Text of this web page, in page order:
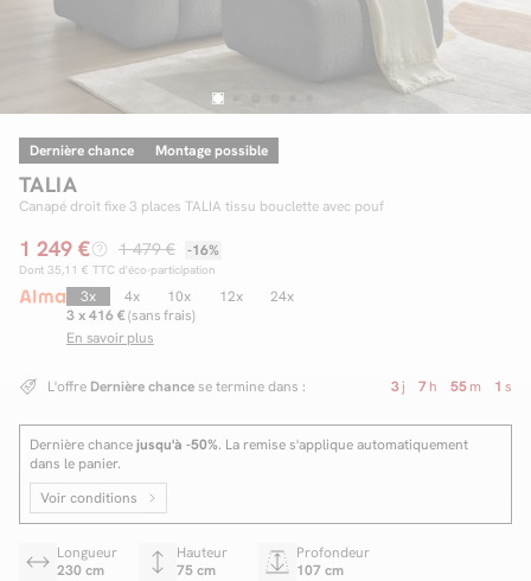
Vos intérieurs
Facilité de paiements
Livraison
Aide et contact
Conseil sur mesure
Mieux nous connaître
Dernière chance Montage possible
TALIA
Canapé droit fixe 3 places TALIA tissu bouclette avec pouf
1 249 € 1 479 € -16%
Dont 35,11 € TTC d'éco-participation
3x 4x 10x 12x
24x
3 x 416 €(sans frais)
En savoir plus
L'offre Dernière chance se termine dans : 3j 7h 55m 0 s
Dernière chancejusqu'à -50%. La remise s'applique automatiquement
dans le panier.
Voir conditions
Longueur
230 cm
Hauteur
75 cm
Profondeur
107 cm